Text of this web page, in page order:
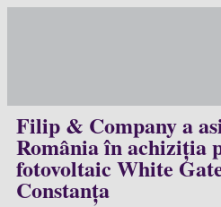
Filip & Company a
România în achiziția
fotovoltaic White
Constanța